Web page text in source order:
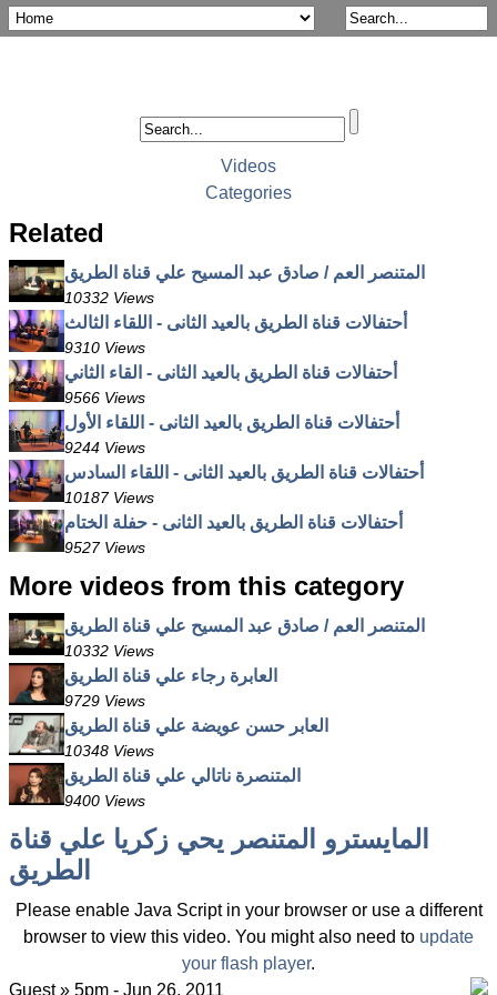
Videos
Categories
Related
المتنصر العم / صادق عبد المسيح علي قناة الطريق
10332 Views
أحتفالات قناة الطريق بالعيد الثانى - اللقاء الثالث
9310 Views
أحتفالات قناة الطريق بالعيد الثانى - القاء الثاني
9566 Views
أحتفالات قناة الطريق بالعيد الثانى - اللقاء الأول
9244 Views
أحتفالات قناة الطريق بالعيد الثانى - اللقاء السادس
10187 Views
أحتفالات قناة الطريق بالعيد الثانى - حفلة الختام
9527 Views
More videos from this category
المتنصر العم / صادق عبد المسيح علي قناة الطريق
10332 Views
العابرة رجاء علي قناة الطريق
9729 Views
العابر حسن عويضة علي قناة الطريق
10348 Views
المتنصرة ناتالي علي قناة الطريق
9400 Views
المايسترو المتنصر يحي زكريا علي قناة
الطريق
Please enable Java Script in your browser or use a different
browser to view this video. You might also need to update
your flash player.
Guest » 5pm - Jun 26, 2011